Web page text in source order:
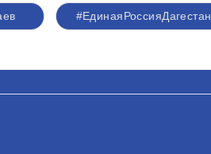
#ЕдинаяРоссияДагестан